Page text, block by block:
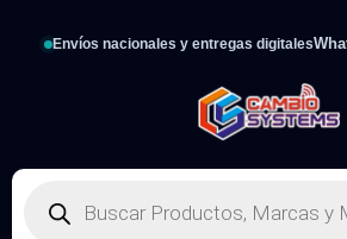
Envíos nacionales y entregas digitales